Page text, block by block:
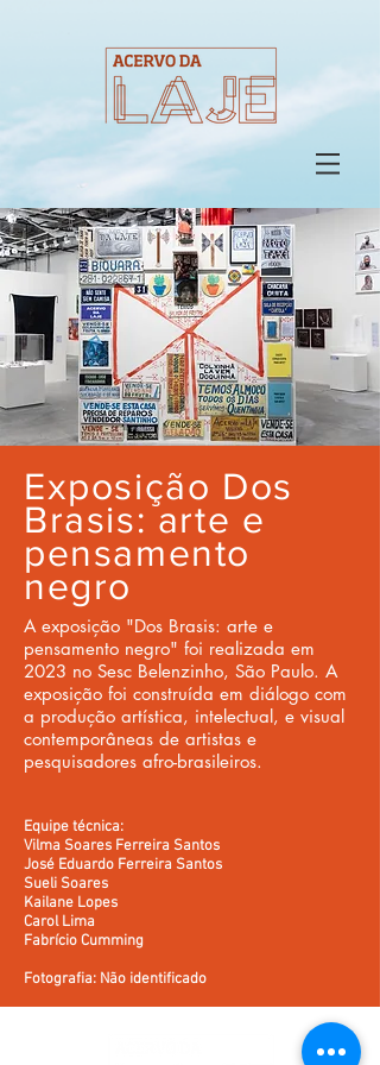
Exposição Dos
Brasis: arte e
pensamento
negro
A exposição "Dos Brasis: arte e
pensamento negro" foi realizada em
2023 no Sesc Belenzinho, São Paulo. A
exposição foi construída em diálogo com
a produção artística, intelectual, e visual
contemporâneas de artistas e
pesquisadores afro-brasileiros.
Equipe técnica:
Vilma Soares Ferreira Santos
José Eduardo Ferreira Santos
Sueli Soares
Kailane Lopes
Carol Lima
Fabrício Cumming
Fotografia: Não identificado